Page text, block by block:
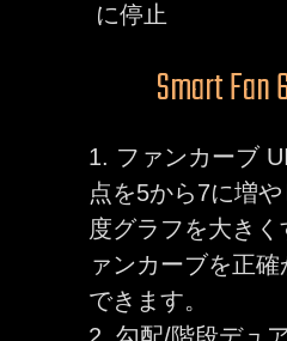
に停止
Smart Fan
1. ファンカーブ
点を5から7に増
度グラフを大き
ァンカーブを正
できます。